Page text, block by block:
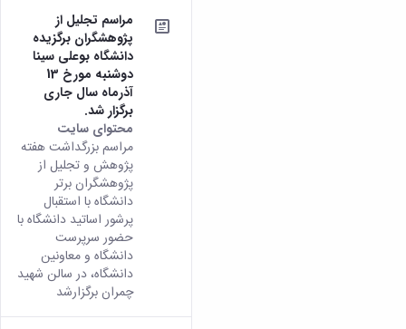
مراسم تجلیل از
پژوهشگران برگزیده
دانشگاه بوعلی سینا
دوشنبه مورخ 13
آذرماه سال جاری
برگزار شد.
محتوای سایت
مراسم بزرگداشت هفته
پژوهش و تجلیل از
پژوهشگران برتر
دانشگاه با استقبال
پرشور اساتید دانشگاه با
حضور سرپرست
دانشگاه و معاونین
دانشگاه، در سالن شهید
چمران برگزارشد